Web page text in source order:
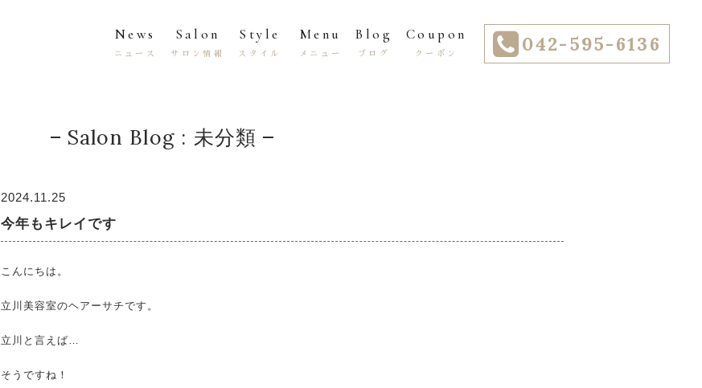
News
ニュース
Salon
サロン情報
Style
スタイル
Menu
メニュー
Blog
ブログ
Coupon
クーポン 042-595-6136
Salon Blog : 未分類
2024.11.25
今年もキレイです
こんにちは。
立川美容室のヘアーサチです。
立川と言えば…
そうですね！